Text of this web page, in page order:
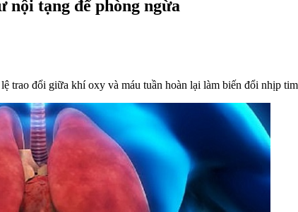
nội tạng để phòng ngừa
trao đổi giữa khí oxy và máu tuần hoàn lại làm biến đổi nhịp